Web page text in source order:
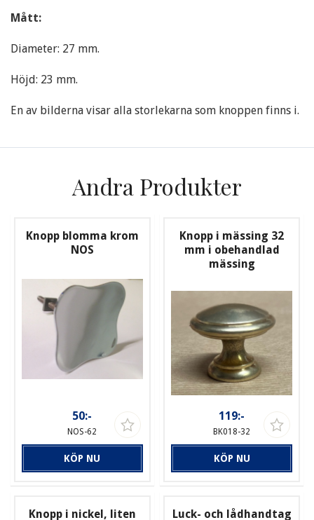
Mått:
Diameter: 27 mm.
Höjd: 23 mm.
En av bilderna visar alla storlekarna som knoppen finns i.
Andra Produkter
Knopp blomma krom
NOS
50:-
NOS-62
KÖP NU
Knopp i mässing 32
mm i obehandlad
mässing
119:-
BK018-32
KÖP NU
Knopp i nickel, liten Luck- och lådhandtag